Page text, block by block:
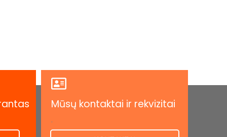
Mūsų kontaktai ir rekvizitai
.